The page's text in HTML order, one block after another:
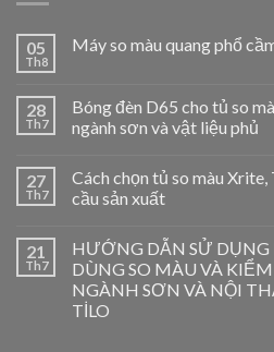
05
Th8
Máy so màu quang phổ
28
Th7
Bóng đèn D65 cho tủ so
ngành sơn và vật liệu phủ
27
Th7
Cách chọn tủ so màu
cầu sản xuất
21
Th7
HƯỚNG DẪN SỬ
DÙNG SO MÀU VÀ
NGÀNH SƠN VÀ NỘI
TİLO